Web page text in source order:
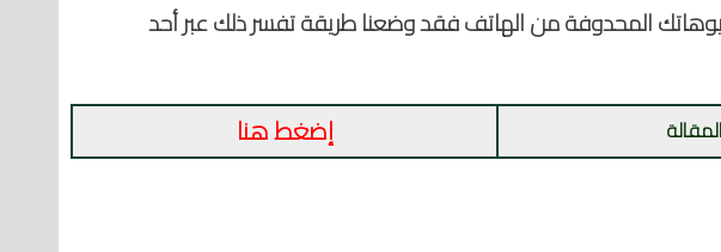
المحدوفة من الهاتف فقد وضعنا طريقة تفسر ذلك عبر أحد
إضغط هنا